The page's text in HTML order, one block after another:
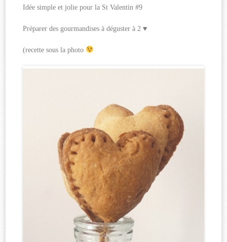
Idée simple et jolie pour la St Valentin #9
Préparer des gourmandises à déguster à 2 ♥
(recette sous la photo